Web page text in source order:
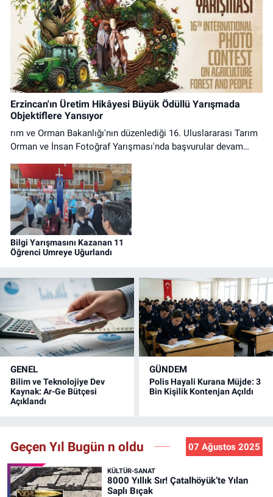
Erzincan'ın Üretim Hikâyesi Büyük Ödüllü Yarışmada
Objektiflere Yansıyor
rım ve Orman Bakanlığı'nın düzenlediği 16. Uluslararası Tarım
Orman ve İnsan Fotoğraf Yarışması'nda başvurular devam
Bilgi Yarışmasını Kazanan 11
Öğrenci Umreye Uğurlandı
GENEL
Bilim ve Teknolojiye Dev
Kaynak: Ar-Ge Bütçesi
Açıklandı
GÜNDEM
Polis Hayali Kurana Müjde: 3
Bin Kişilik Kontenjan Açıldı
Geçen Yıl Bugün n oldu 07 Ağustos 2025
KÜLTÜR-SANAT
8000 Yıllık Sır! Çatalhöyük’te Yılan
Saplı Bıçak